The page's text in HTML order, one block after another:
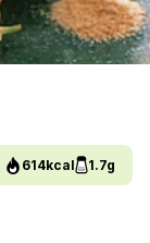
614kcal 1.7g